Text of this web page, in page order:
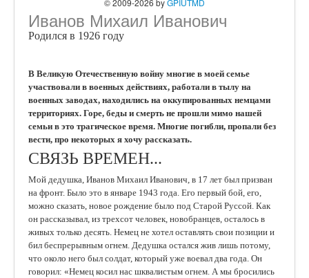
Иванов Михаил Иванович
Родился в 1926 году
В Великую Отечественную войну многие в моей семье
участвовали в военных действиях, работали в тылу на
военных заводах, находились на оккупированных немцами
территориях. Горе, беды и смерть не прошли мимо нашей
семьи в это трагическое время. Многие погибли, пропали без
вести, про некоторых я хочу рассказать.
СВЯЗЬ ВРЕМЕН...
Мой дедушка, Иванов Михаил Иванович, в 17 лет был призван
на фронт. Было это в январе 1943 года. Его первый бой, его,
можно сказать, новое рождение было под Старой Руссой. Как
он рассказывал, из трехсот человек, новобранцев, осталось в
живых только десять. Немец не хотел оставлять свои позиции и
бил беспрерывным огнем. Дедушка остался жив лишь потому,
что около него был солдат, который уже воевал два года. Он
говорил: «Немец косил нас шквалистым огнем. А мы бросились